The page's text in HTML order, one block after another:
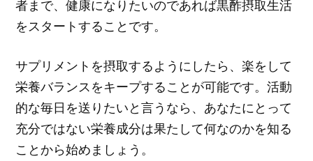
者まで、健康になりたいのであれば黒酢摂取生活
をスタートすることです。
サプリメントを摂取するようにしたら、楽をして
栄養バランスをキープすることが可能です。活動
的な毎日を送りたいと言うなら、あなたにとって
充分ではない栄養成分は果たして何なのかを知る
ことから始めましょう。